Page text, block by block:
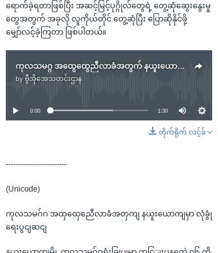
ရောက်ခဲ့ရတာဖြစ်ပြီး အဆင့်မြင့်ပုဂ္ဂိုလ်တွေရဲ့ တွေ့ဆုံဆွေးနွေးမှု
တွေအတွက် အခုလို လူကိုယ်တိုင် တွေ့ဆုံပြီး ပြောဆိုနိုင်ဖို့
မျှော်လင့်ခဲ့ကြတာ ဖြစ်ပါတယ်။
ကုလသမဂ္ဂ အထွေထွေညီလာခံအတွက် နယူးယောက်မှာ လုံခြုံရေးပြင်ဆင်
by ဗွီအိုအေသတင်းဌာန
No media source currently available
0:00 1:30
တိုက်ရိုက် လင့်ခ်
-------------------------
(Unicode)
ကုလသမဂ်ဂ အထှထှေညေီလာခံအတှကျ နယူးယောကျမှာ လုံခွုံ
ရေးပွငျဆငျ